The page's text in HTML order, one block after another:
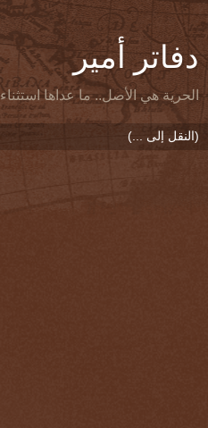
دفاتر أمير
الحرية هي الأصل.. ما عداها استثناء